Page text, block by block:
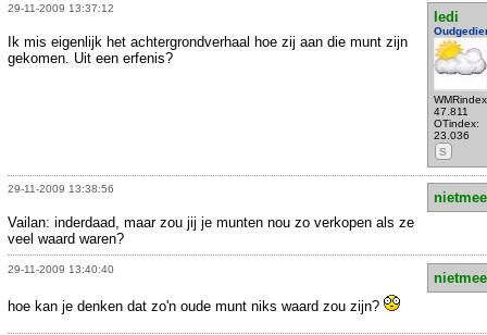
29-11-2009 13:37:12
ledi
47.811
OTindex:
23.036
S
Ik mis eigenlijk het achtergrondverhaal hoe zij aan die munt zijn
gekomen. Uit een erfenis?
29-11-2009 13:38:56
Vailan: inderdaad, maar zou jij je munten nou zo verkopen als ze
veel waard waren?
29-11-2009 13:40:40
hoe kan je denken dat zo'n oude munt niks waard zou zijn?